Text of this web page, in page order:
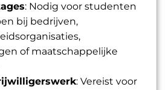
: Nodig voor studenten
bij bedrijven,
of maatschappelijke
: Vereist voor